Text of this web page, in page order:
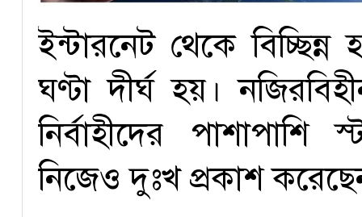
ইন্টারনেট থেকে
ঘণ্টা দীর্ঘ হয়।
নির্বাহীদের পাশাপাশি
নিজেও দুঃখ প্রকাশ